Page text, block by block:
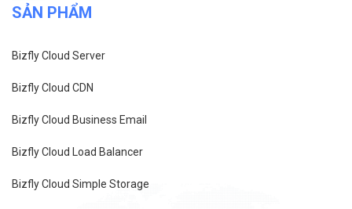
SẢN PHẨM
Bizfly Cloud Server
Bizfly Cloud CDN
Bizfly Cloud Business Email
Bizfly Cloud Load Balancer
Bizfly Cloud Simple Storage